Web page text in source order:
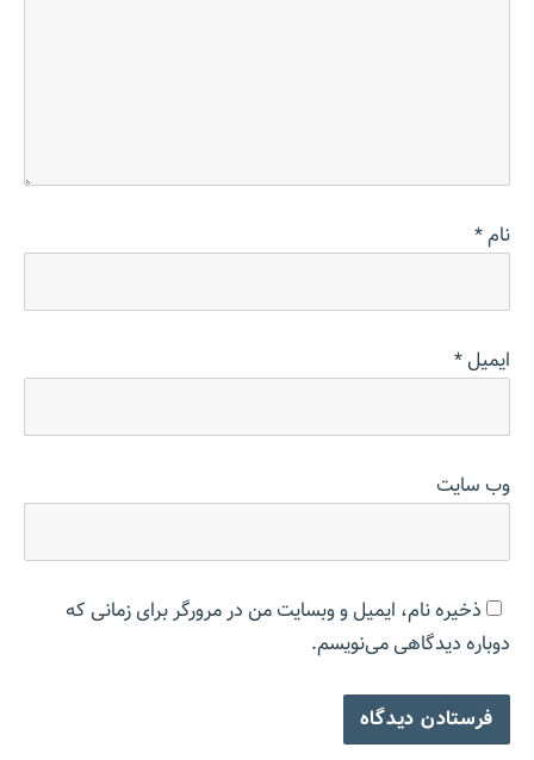
نام*
ایمیل*
وب‌ سایت
ذخیره نام، ایمیل و وبسایت من در مرورگر برای زمانی که
دوباره دیدگاهی می‌نویسم.